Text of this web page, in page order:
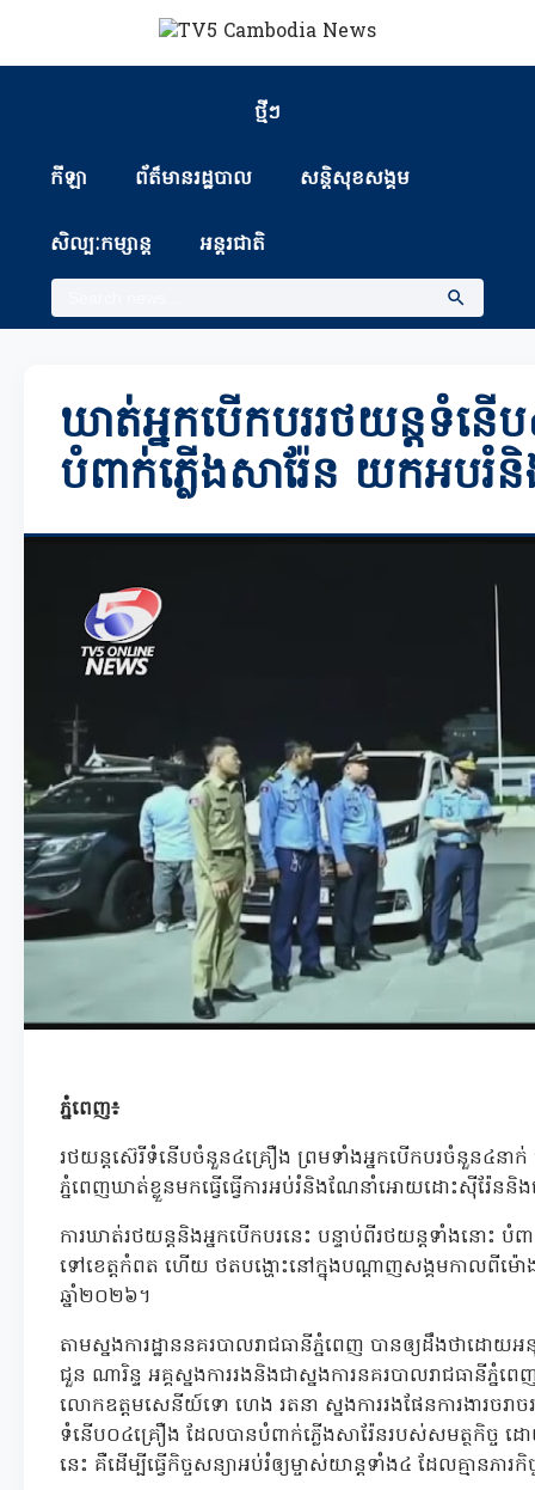
ថ្មីៗ
កីឡា ព័ត៏មានរដ្ឋបាល សន្តិសុខសង្គម
សិល្បៈកម្សាន្ត អន្តរជាតិ
ឃាត់អ្នកបើកបររថយន្តទំនើ
បំពាក់ភ្លើងសារ៉ែន យកអបរំ
ភ្នំពេញ៖
រថយន្តស៊េរីទំនើបចំនួន៤គ្រឿង ព្រមទាំងអ្នកបើកបរចំនួន៤នាក់ ត្
ភ្នំពេញឃាត់ខ្លួនមកធ្វើធ្វើការអប់រំនិងណែនាំអោយដោះស៊ីរ៉ែននិង
ការឃាត់រថយន្តនិងអ្នកបើកបរនេះ បន្ទាប់ពីរថយន្តទាំងនោះ បំ
ទៅខេត្តកំពត ហើយ ថតបង្ហោះនៅក្នុងបណ្តាញសង្គមកាលពីម៉ោ
ឆ្នាំ២០២៦។
តាមស្នងការដ្ឋាននគរបាលរាជធានីភ្នំពេញ បានឲ្យដឹងថាដោយ
ជួន ណារិន្ទ អគ្គស្នងការរងនិងជាស្នងការនគរបាលរាជធានីភ្
លោកឧត្តមសេនីយ៍ទោ ហេង រតនា ស្នងការរងផែនការងារចរ
ទំនើប០៤គ្រឿង ដែលបានបំពាក់ភ្លើងសារ៉ែនរបស់សមត្ថកិច្ច ដ
នេះ គឺដើម្បីធ្វើកិច្ចសន្យាអប់រំឲ្យម្ចាស់យាន្តទាំង៤ ដែលគ្មានភារ